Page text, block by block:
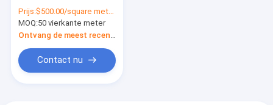
Vensters Voor
Schoonruimte
Project
Prijs:$500.00/square meters 50-499 square meters
MOQ:50 vierkante meter
Contact nu